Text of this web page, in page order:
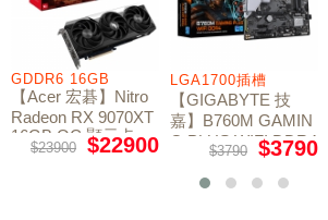
GDDR6 16GB
【Acer 宏碁】Nitro
Radeon RX 9070XT
16GB OC 顯示卡
$23900 $22900
LGA1700插槽
【GIGABYTE 技
嘉】B760M GAMIN
G PLUS WIFI DDR4
主機板$3790 $3790